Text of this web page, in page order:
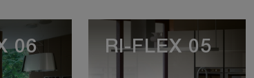
06 RI-FLEX 05